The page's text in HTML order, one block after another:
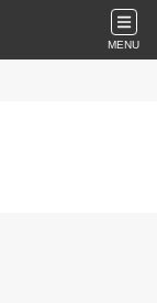
MENU